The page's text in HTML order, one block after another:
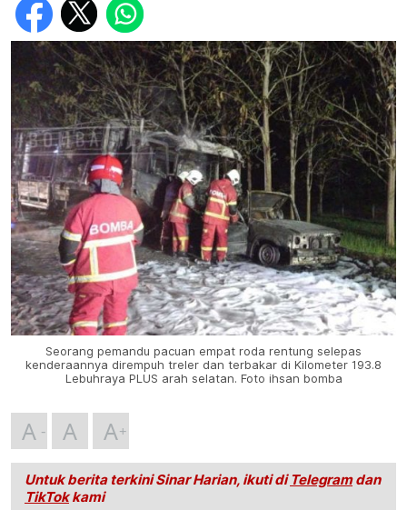
Seorang pemandu pacuan empat roda rentung selepas
kenderaannya dirempuh treler dan terbakar di Kilometer 193.8
Lebuhraya PLUS arah selatan. Foto ihsan bomba
A A A
Untuk berita terkini Sinar Harian, ikuti di Telegramdan
TikTokkami